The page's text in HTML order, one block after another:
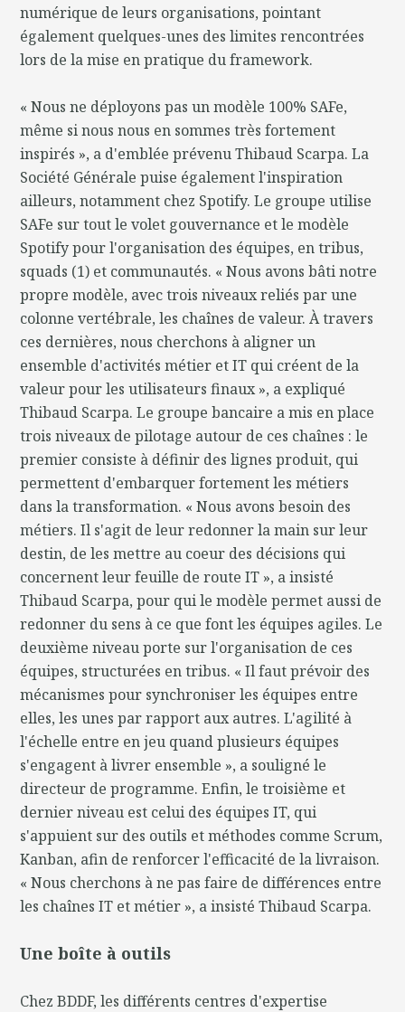
numérique de leurs organisations, pointant
également quelques-unes des limites rencontrées
lors de la mise en pratique du framework.
« Nous ne déployons pas un modèle 100% SAFe,
même si nous nous en sommes très fortement
inspirés », a d'emblée prévenu Thibaud Scarpa. La
Société Générale puise également l'inspiration
ailleurs, notamment chez Spotify. Le groupe utilise
SAFe sur tout le volet gouvernance et le modèle
Spotify pour l'organisation des équipes, en tribus,
squads (1) et communautés. « Nous avons bâti notre
propre modèle, avec trois niveaux reliés par une
colonne vertébrale, les chaînes de valeur. À travers
ces dernières, nous cherchons à aligner un
ensemble d'activités métier et IT qui créent de la
valeur pour les utilisateurs finaux », a expliqué
Thibaud Scarpa. Le groupe bancaire a mis en place
trois niveaux de pilotage autour de ces chaînes : le
premier consiste à définir des lignes produit, qui
permettent d'embarquer fortement les métiers
dans la transformation. « Nous avons besoin des
métiers. Il s'agit de leur redonner la main sur leur
destin, de les mettre au coeur des décisions qui
concernent leur feuille de route IT », a insisté
Thibaud Scarpa, pour qui le modèle permet aussi de
redonner du sens à ce que font les équipes agiles. Le
deuxième niveau porte sur l'organisation de ces
équipes, structurées en tribus. « Il faut prévoir des
mécanismes pour synchroniser les équipes entre
elles, les unes par rapport aux autres. L'agilité à
l'échelle entre en jeu quand plusieurs équipes
s'engagent à livrer ensemble », a souligné le
directeur de programme. Enfin, le troisième et
dernier niveau est celui des équipes IT, qui
s'appuient sur des outils et méthodes comme Scrum,
Kanban, afin de renforcer l'efficacité de la livraison.
« Nous cherchons à ne pas faire de différences entre
les chaînes IT et métier », a insisté Thibaud Scarpa.
Une boîte à outils
Chez BDDF, les différents centres d'expertise